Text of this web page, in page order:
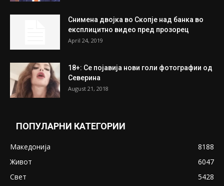
Снимена двојка во Скопје над банка во
експлицитно видео пред прозорец
April 24, 2019
18+: Се појавија нови голи фотографии од
Северина
August 21, 2018
ПОПУЛАРНИ КАТЕГОРИИ
Македонија
8188
Живот
6047
Свет
5428